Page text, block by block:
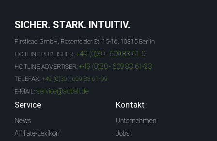
SICHER. STARK. INTUITIV.
Firstlead GmbH, Rosenfelder St. 15-16, 10315 Berlin
HOTLINE PUBLISHER: +49 (0)30 - 609 83 61-0
HOTLINE ADVERTISER: +49 (0)30 - 609 83 61-23
TELEFAX: +49 (0)30 - 609 83 61-99
E-MAIL: service@adcell.de
Service
News
Affiliate-Lexikon
Kontakt
Unternehmen
Jobs